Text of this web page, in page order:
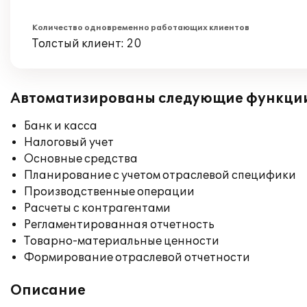
Количество одновременно работающих клиентов
Толстый клиент: 20
Автоматизированы следующие
Банк и касса
Налоговый учет
Основные средства
Планирование с учетом отраслевой специфики
Производственные операции
Расчеты с контрагентами
Регламентированная отчетность
Товарно-материальные ценности
Формирование отраслевой отчетности
Описание